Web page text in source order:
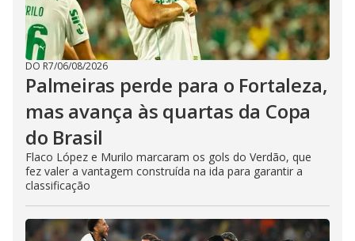
DO R7/06/08/2026
Palmeiras perde para o Fortaleza,
mas avança às quartas da Copa
do Brasil
Flaco López e Murilo marcaram os gols do Verdão, que
fez valer a vantagem construída na ida para garantir a
classificação